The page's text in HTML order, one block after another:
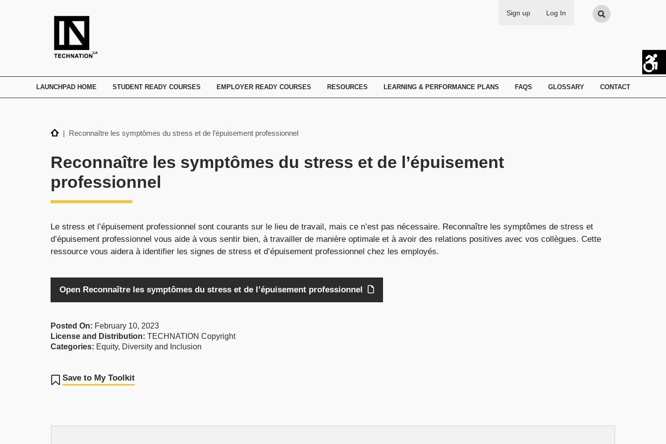
TECHNATION
Employer
Readiness
Program
Sign up Log In
Search
LAUNCHPAD HOME STUDENT READY COURSES EMPLOYER READY COURSES RESOURCES LEARNING & PERFORMANCE PLANS FAQS GLOSSARY CONTACT
Home| Reconnaître les symptômes du stress et de l’épuisement professionnel
Reconnaître les symptômes du stress et de l’épuisement
professionnel
Le stress et l’épuisement professionnel sont courants sur le lieu de travail, mais ce n’est pas nécessaire. Reconnaître les symptômes de stress et
d’épuisement professionnel vous aide à vous sentir bien, à travailler de manière optimale et à avoir des relations positives avec vos collègues. Cette
ressource vous aidera à identifier les signes de stress et d’épuisement professionnel chez les employés.
Open Reconnaître les symptômes du stress et de l’épuisement professionnel
Posted On: February 10, 2023
License and Distribution: TECHNATION Copyright
Categories: Equity, Diversity and Inclusion
Save to My Toolkit